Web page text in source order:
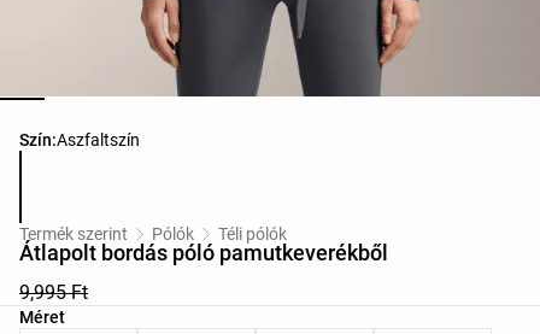
Szín:Aszfaltszín
Termékszínek listája
Termék szerint Pólók Téli pólók
Átlapolt bordás póló pamutkeverékből
9,995 Ft
Méret
Termékméretek listája